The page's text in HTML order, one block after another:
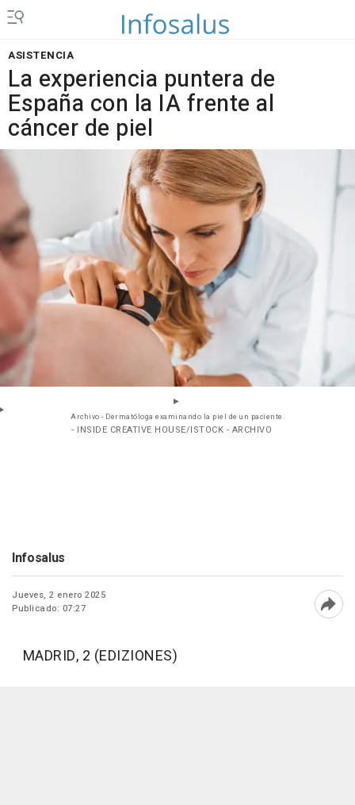
ASISTENCIA
La experiencia puntera de
España con la IA frente al
cáncer de piel
Archivo - Dermatóloga examinando la piel de un paciente.
- INSIDE CREATIVE HOUSE/ISTOCK - ARCHIVO
Infosalus
Jueves, 2 enero 2025
Publicado: 07:27
MADRID, 2 (EDIZIONES)